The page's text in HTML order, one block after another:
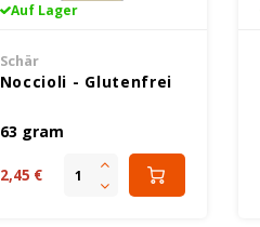
Auf Lager
Schär
Noccioli - Glutenfrei
63 gram
2,45 €